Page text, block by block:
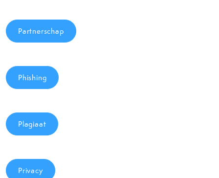
Partnerschap
Phishing
Plagiaat
Privacy